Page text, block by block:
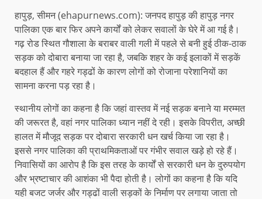
हापुड़, सीमन (ehapurnews.com): जनपद हापुड़ की हापुड़ नगर
पालिका एक बार फिर अपने कार्यों को लेकर सवालों के घेरे में आ गई है।
गढ़ रोड स्थित गौशाला के बराबर वाली गली में पहले से बनी हुई ठीक-ठाक
सड़क को दोबारा बनाया जा रहा है, जबकि शहर के कई इलाकों में सड़कें
बदहाल हैं और गहरे गड्ढों के कारण लोगों को रोजाना परेशानियों का
सामना करना पड़ रहा है।
स्थानीय लोगों का कहना है कि जहां वास्तव में नई सड़क बनाने या मरम्मत
की जरूरत है, वहां नगर पालिका ध्यान नहीं दे रही। इसके विपरीत, अच्छी
हालत में मौजूद सड़क पर दोबारा सरकारी धन खर्च किया जा रहा है।
इससे नगर पालिका की प्राथमिकताओं पर गंभीर सवाल खड़े हो रहे हैं।
निवासियों का आरोप है कि इस तरह के कार्यों से सरकारी धन के दुरुपयोग
और भ्रष्टाचार की आशंका भी पैदा होती है। लोगों का कहना है कि यदि
यही बजट जर्जर और गड्ढों वाली सड़कों के निर्माण पर लगाया जाता तो